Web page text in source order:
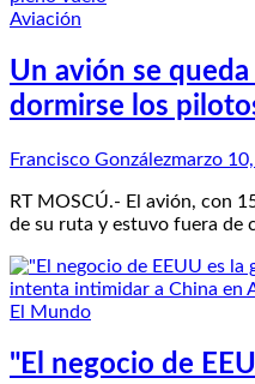
Aviación
Un avión se
dormirse los
Francisco Gonzálezmarzo
RT MOSCÚ.- El avión, con
de su ruta y estuvo fuera de
El Mundo
"El negocio de